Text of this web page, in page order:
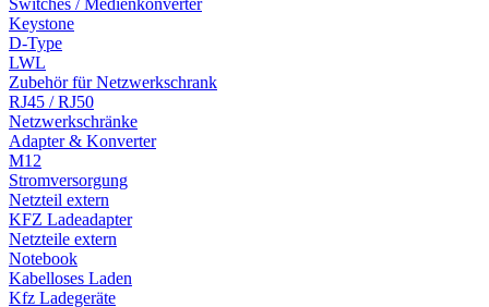
Keystone
D-Type
LWL
Zubehör für Netzwerkschrank
RJ45 / RJ50
Netzwerkschränke
Adapter & Konverter
M12
Stromversorgung
Netzteil extern
KFZ Ladeadapter
Netzteile extern
Notebook
Kabelloses Laden
Kfz Ladegeräte